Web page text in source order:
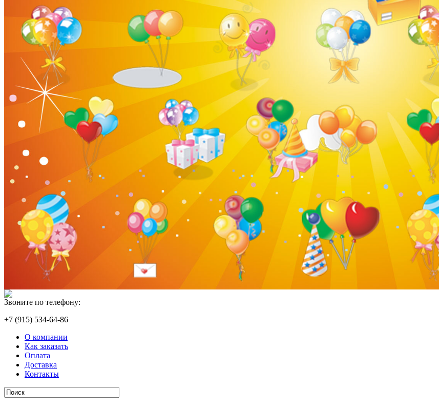
Звоните по телефону:
+7 (915) 534-64-86
О компании
Как заказать
Оплата
Доставка
Контакты